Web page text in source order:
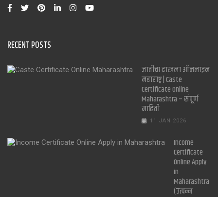
RECENT POSTS
जातीचा दाखला ऑनलाइन
महाराष्ट्र | Caste
Certificate Online
Maharashtra – संपूर्ण
माहिती
11 JAN 2026
Income
Certificate
Online Apply
in
Maharashtra
(उत्पन्न